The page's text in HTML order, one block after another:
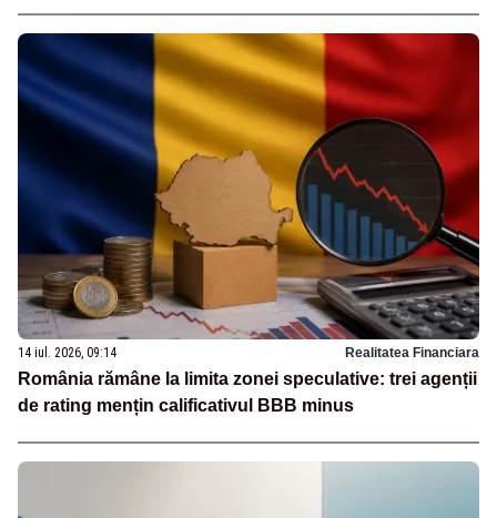
14 iul. 2026, 09:14 Realitatea Financiara
România rămâne la limita zonei speculative: trei agenții
de rating mențin calificativul BBB minus